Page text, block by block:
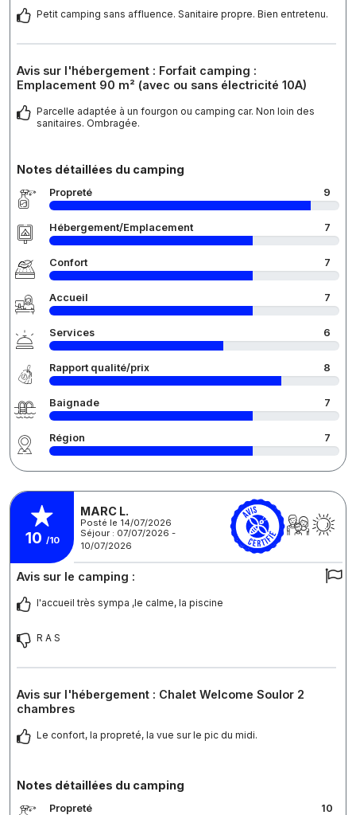
Petit camping sans affluence. Sanitaire propre. Bien entretenu.
Avis sur l'hébergement : Forfait camping :
Emplacement 90 m² (avec ou sans électricité 10A)
Parcelle adaptée à un fourgon ou camping car. Non loin des
sanitaires. Ombragée.
Notes détaillées du camping
Propreté 9
Hébergement/Emplacement 7
Confort 7
Accueil 7
Services 6
Rapport qualité/prix 8
Baignade 7
Région 7
10 /10
MARC L.
Posté le 14/07/2026
Séjour : 07/07/2026 -
10/07/2026
Avis sur le camping :
l'accueil très sympa ,le calme, la piscine
R A S
Avis sur l'hébergement : Chalet Welcome Soulor 2
chambres
Le confort, la propreté, la vue sur le pic du midi.
Notes détaillées du camping
Propreté 10